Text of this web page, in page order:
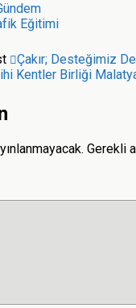
Eğitimi
Çakır; Desteğimiz
Kentler Birliği
Gerekli